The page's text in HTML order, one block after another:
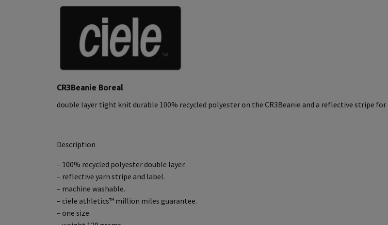
CR3Beanie Boreal
double layer tight knit durable 100% recycled polyester on the CR3Beanie and a reflective stripe
Description
– 100% recycled polyester double layer.
– reflective yarn stripe and label.
– machine washable.
– ciele athletics™ million miles guarantee.
– one size.